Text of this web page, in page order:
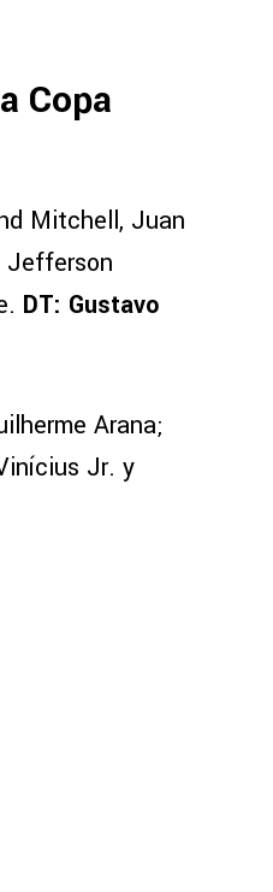
Copa
Mitchell, Juan
Jefferson
DT: Gustavo
Arana;
Jr. y